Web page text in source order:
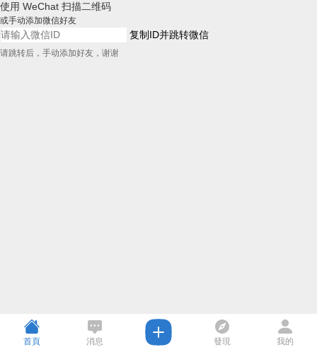
使用 WeChat 扫描二维码
或手动添加微信好友
复制ID并跳转微信
请跳转后，手动添加好友，谢谢
首頁 消息 發現 我的